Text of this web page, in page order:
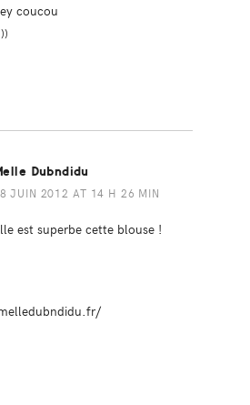
coucou
Dubndidu
JUIN 2012 AT 14 H 26 MIN
est superbe cette blouse !